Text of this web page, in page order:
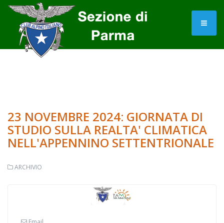
23 NOVEMBRE 2024: GIORNATA DI
STUDIO SULLA REALTA' CLIMATICA
NELL'APPENNINO SETTENTRIONALE
ARCHIVIO